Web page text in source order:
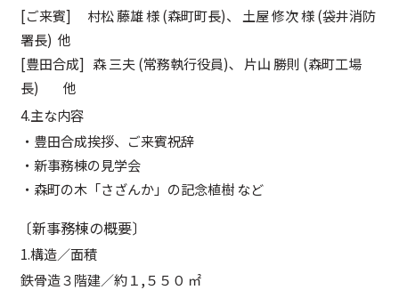
[ご来賓] 村松 藤雄 様 (森町町長)、 土屋 修次 様 (袋井消防
署長) 他
[豊田合成] 森 三夫 (常務執行役員)､ 片山 勝則 (森町工場
長) 他
4.主な内容
・豊田合成挨拶、ご来賓祝辞
・新事務棟の見学会
・森町の木「さざんか」の記念植樹 など
〔新事務棟の概要〕
1.構造／面積
鉄骨造３階建／約１,５５０ ㎡